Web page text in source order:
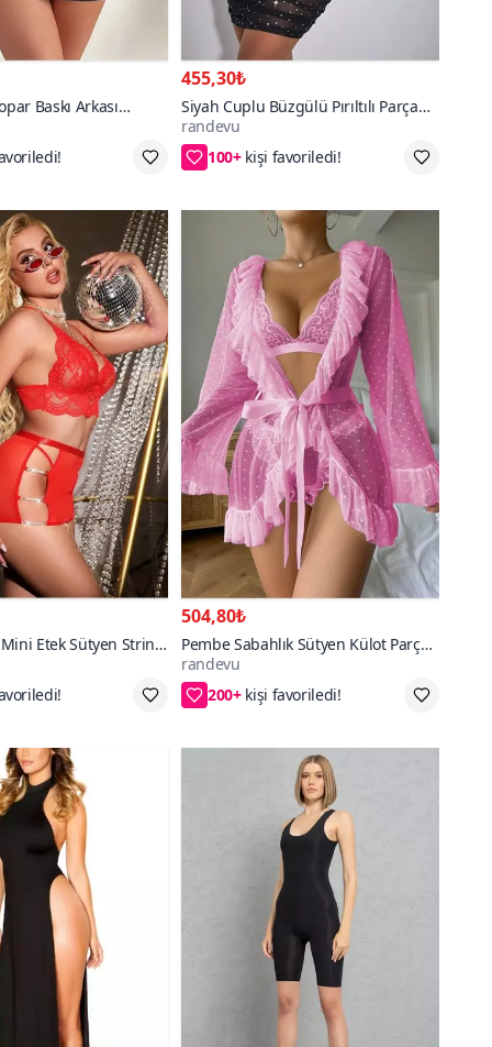
Baskı Arkası
3XL,4XL
455,30₺
Siyah Cuplu Büzgülü Pırıltılı Parça
Takım Elbise
randevu
100+
S/M,L/XL,2XL/3XL,4XL
Mini Etek Sütyen String
XL,4XL
504,80₺
Pembe Sabahlık Sütyen Külot Parça
Takım
randevu
200+
S/M,L/XL,2XL,3XL,4XL